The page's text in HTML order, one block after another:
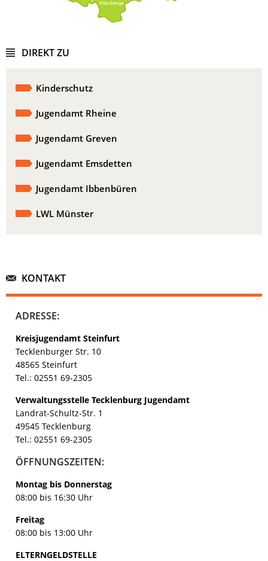
DIREKT ZU
Kinderschutz
Jugendamt Rheine
Jugendamt Greven
Jugendamt Emsdetten
Jugendamt Ibbenbüren
LWL Münster
KONTAKT
ADRESSE:
Kreisjugendamt Steinfurt
Tecklenburger Str. 10
48565 Steinfurt
Tel.: 02551 69-2305
Verwaltungsstelle Tecklenburg Jugendamt
Landrat-Schultz-Str. 1
49545 Tecklenburg
Tel.: 02551 69-2305
ÖFFNUNGSZEITEN:
Montag bis Donnerstag
08:00 bis 16:30 Uhr
Freitag
08:00 bis 13:00 Uhr
ELTERNGELDSTELLE